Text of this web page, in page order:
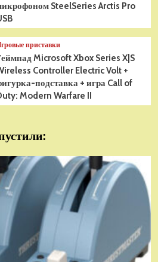
SteelSeries Arctis Pro
приставки
Microsoft Xbox Series X|S
Controller Electric Volt +
подставка + игра Call of
Modern Warfare II